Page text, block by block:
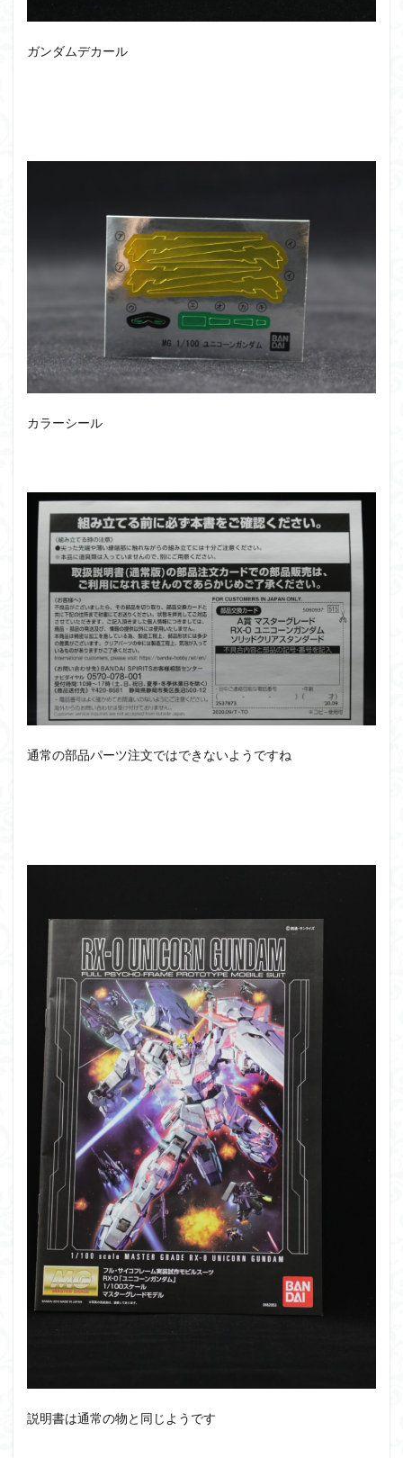
ガンダムデカール
カラーシール
通常の部品パーツ注文ではできないようですね
説明書は通常の物と同じようです